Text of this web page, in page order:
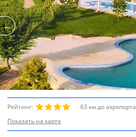
Рейтинг: 63 км до аэропорта
Показать на карте